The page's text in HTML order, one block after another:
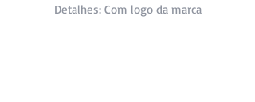
Detalhes: Com logo da marca